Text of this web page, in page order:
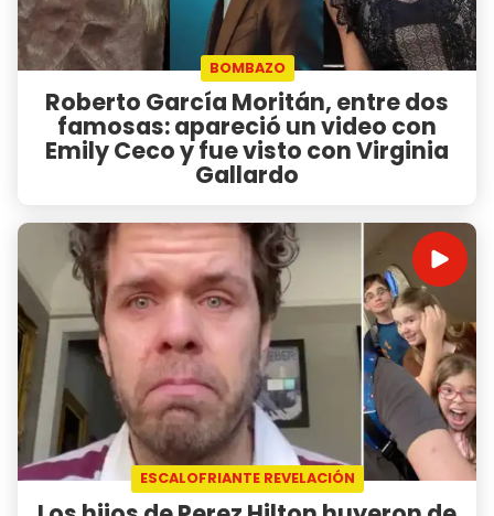
BOMBAZO
Roberto García Moritán, entre dos
famosas: apareció un video con
Emily Ceco y fue visto con Virginia
Gallardo
ESCALOFRIANTE REVELACIÓN